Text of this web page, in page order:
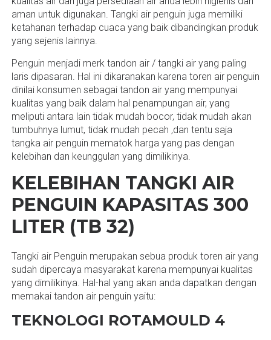
aman untuk digunakan. Tangki air penguin juga memiliki
ketahanan terhadap cuaca yang baik dibandingkan produk
yang sejenis lainnya.
Penguin menjadi merk tandon air / tangki air yang paling
laris dipasaran. Hal ini dikaranakan karena toren air penguin
dinilai konsumen sebagai tandon air yang mempunyai
kualitas yang baik dalam hal penampungan air, yang
meliputi antara lain tidak mudah bocor, tidak mudah akan
tumbuhnya lumut, tidak mudah pecah ,dan tentu saja
tangka air penguin mematok harga yang pas dengan
kelebihan dan keunggulan yang dimilikinya.
KELEBIHAN TANGKI AIR
PENGUIN KAPASITAS 300
LITER (TB 32)
Tangki air Penguin merupakan sebua produk toren air yang
sudah dipercaya masyarakat karena mempunyai kualitas
yang dimilikinya. Hal-hal yang akan anda dapatkan dengan
memakai tandon air penguin yaitu:
TEKNOLOGI ROTAMOULD 4